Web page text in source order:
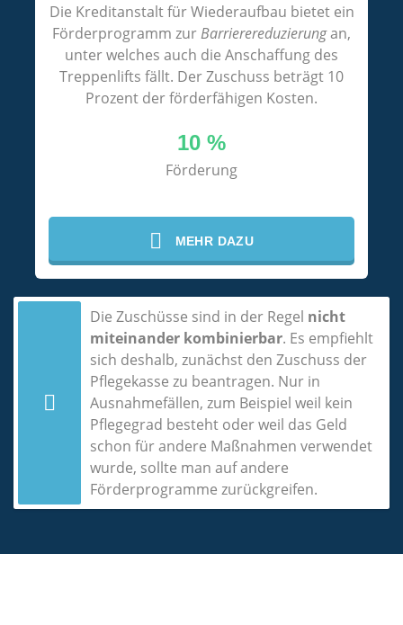
Die Kreditanstalt für Wiederaufbau bietet ein
Förderprogramm zurBarrierereduzierungan,
unter welches auch die Anschaffung des
Treppenlifts fällt. Der Zuschuss beträgt 10
Prozent der förderfähigen Kosten.
10 %
Förderung
MEHR DAZU
Die Zuschüsse sind in der Regel nicht
miteinander kombinierbar. Es empfiehlt
sich deshalb, zunächst den Zuschuss der
Pflegekasse zu beantragen. Nur in
Ausnahmefällen, zum Beispiel weil kein
Pflegegrad besteht oder weil das Geld
schon für andere Maßnahmen verwendet
wurde, sollte man auf andere
Förderprogramme zurückgreifen.